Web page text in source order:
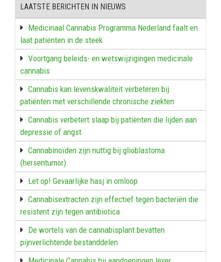
LAATSTE BERICHTEN IN NIEUWS
Medicinaal Cannabis Programma Nederland faalt en
laat patiënten in de steek
Voortgang beleids- en wetswijzigingen medicinale
cannabis
Cannabis kan levenskwaliteit verbeteren bij
patiënten met verschillende chronische ziekten
Cannabis verbetert slaap bij patiënten die lijden aan
depressie of angst
Cannabinoïden zijn nuttig bij glioblastoma
(hersentumor)
Let op! Gevaarlijke hasj in omloop
Cannabisextracten zijn effectief tegen bacteriën die
resistent zijn tegen antibiotica
De wortels van de cannabisplant bevatten
pijnverlichtende bestanddelen